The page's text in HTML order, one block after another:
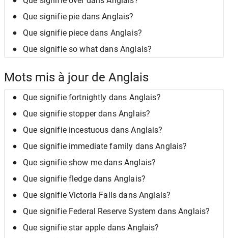
Que signifie pie dans Anglais?
Que signifie piece dans Anglais?
Que signifie so what dans Anglais?
Mots mis à jour de Anglais
Que signifie fortnightly dans Anglais?
Que signifie stopper dans Anglais?
Que signifie incestuous dans Anglais?
Que signifie immediate family dans Anglais?
Que signifie show me dans Anglais?
Que signifie fledge dans Anglais?
Que signifie Victoria Falls dans Anglais?
Que signifie Federal Reserve System dans Anglais?
Que signifie star apple dans Anglais?